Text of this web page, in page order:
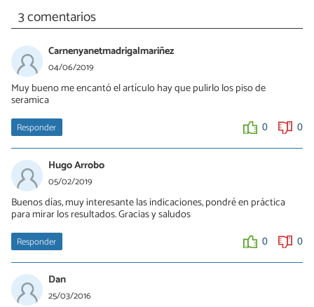
3 comentarios
Carnenyanetmadrigalmariñez
04/06/2019
Muy bueno me encantó el artículo hay que pulirlo los piso de
seramica
Responder 0 0
Hugo Arrobo
05/02/2019
Buenos días, muy interesante las indicaciones, pondré en práctica
para mirar los resultados. Gracias y saludos
Responder 0 0
Dan
25/03/2016